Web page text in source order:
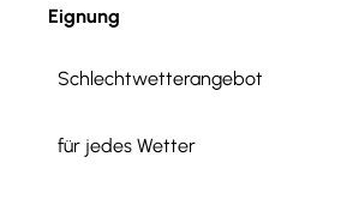
Eignung
Schlechtwetterangebot
für jedes Wetter